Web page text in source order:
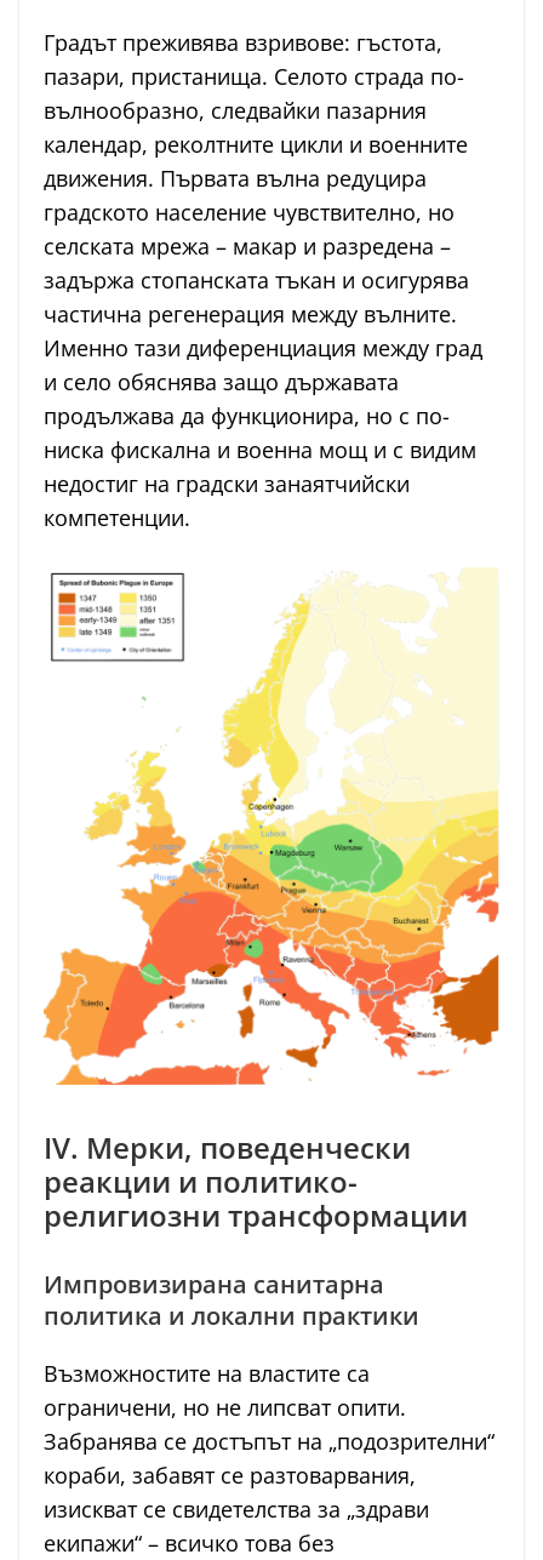
Градът преживява взривове: гъстота,
пазари, пристанища. Селото страда по-
вълнообразно, следвайки пазарния
календар, реколтните цикли и военните
движения. Първата вълна редуцира
градското население чувствително, но
селската мрежа – макар и разредена –
задържа стопанската тъкан и осигурява
частична регенерация между вълните.
Именно тази диференциация между град
и село обяснява защо държавата
продължава да функционира, но с по-
ниска фискална и военна мощ и с видим
недостиг на градски занаятчийски
компетенции.
IV. Мерки, поведенчески
реакции и политико-
религиозни трансформации
Импровизирана санитарна
политика и локални практики
Възможностите на властите са
ограничени, но не липсват опити.
Забранява се достъпът на „подозрителни“
кораби, забавят се разтоварвания,
изискват се свидетелства за „здрави
екипажи“ – всичко това без